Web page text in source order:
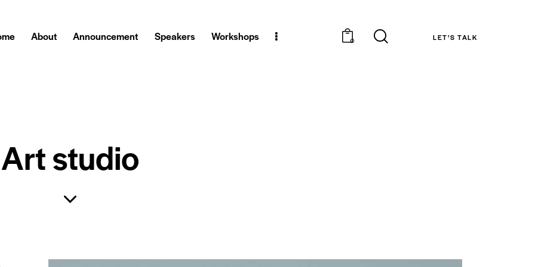
About Announcement Speakers Workshops 0 LET’S TALK
Art studio